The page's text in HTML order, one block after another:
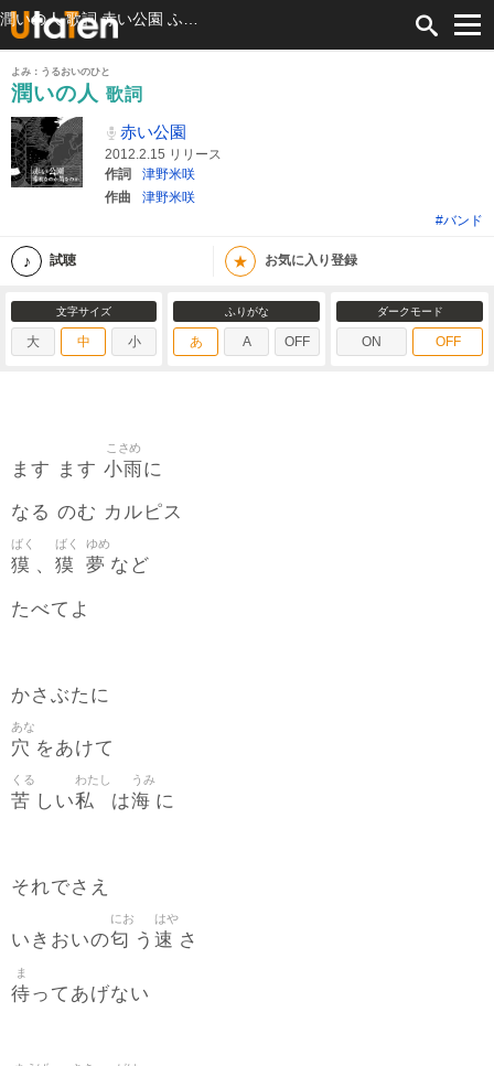
よみ：うるおいのひと
潤いの人 歌詞
赤い公園
2012.2.15 リリース
作詞
津野米咲
作曲
津野米咲
#バンド
試聴 ★ お気に入り登録
文字サイズ
大 中 小
ふりがな
あ A OFF
ダークモード
ON OFF
ます ます 小雨
こさめ
に
なる のむ カルピス
獏
ばく
、 獏
ばく
夢
ゆめ
など
たべてよ
かさぶたに
穴
あな
をあけて
苦
くる
しい私
わたし
は海
うみ
に
それでさえ
いきおいの匂
にお
う 速
はや
さ
待
ま
ってあげない